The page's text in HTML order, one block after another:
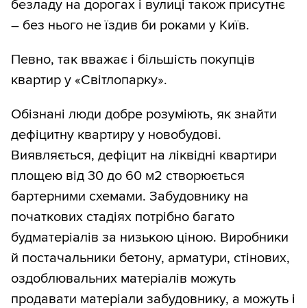
безладу на дорогах і вулиці також присутнє
– без нього не їздив би роками у Київ.
Певно, так вважає і більшість покупців
квартир у «Світлопарку».
Обізнані люди добре розуміють, як знайти
дефіцитну квартиру у новобудові.
Виявляється, дефіцит на ліквідні квартири
площею від 30 до 60 м2 створюється
бартерними схемами. Забудовнику на
початкових стадіях потрібно багато
будматеріалів за низькою ціною. Виробники
й постачальники бетону, арматури, стінових,
оздоблювальних матеріалів можуть
продавати матеріали забудовнику, а можуть і